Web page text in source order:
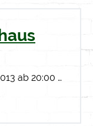
ab 20:00 …